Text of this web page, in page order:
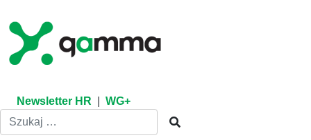
content
Newsletter HR WG+